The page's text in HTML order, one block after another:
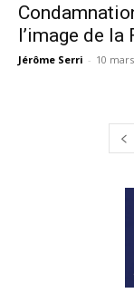
l’image de la
Jérôme Serri - 10